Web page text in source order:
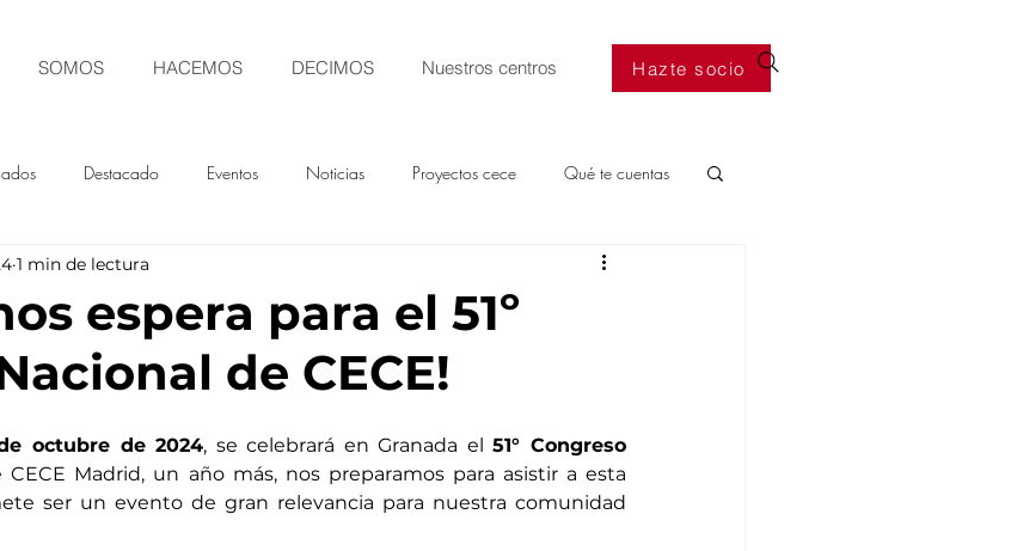
SOMOS HACEMOS DECIMOS Nuestros centros Hazte socio
Destacado Eventos Noticias Proyectos cece Qué te cuentas
espera para el 51º
de CECE!
1 min de lectura
octubre de 2024, se celebrará en Granada el 51° Congreso
CECE Madrid, un año más, nos preparamos para asistir a esta
ser un evento de gran relevancia para nuestra comunidad